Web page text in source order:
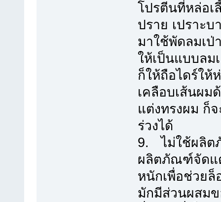
โปรตีนที่หล่อเ
ปราย เปราะ
มาใช้พัดลมเป่
ให้เป็นแบบลม
ก็ให้ถือไดร์ให้
เคลือบเส้นผม
แต่งทรงผม ก็
ร่วงได้
9. ไม่ใช้ผลิต
ผลิตภัณฑ์จัดแ
หนักเพื่อช่วยล็
มักมีส่วนผสมข